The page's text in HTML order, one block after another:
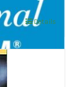
Details